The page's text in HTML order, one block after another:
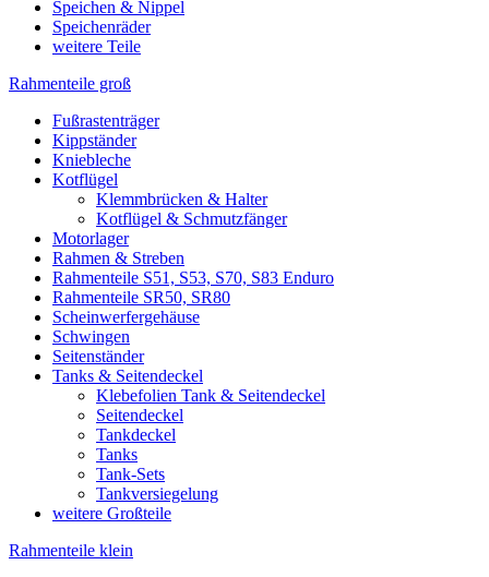
Speichen & Nippel
Speichenräder
weitere Teile
Rahmenteile groß
Fußrastenträger
Kippständer
Kniebleche
Kotflügel
Klemmbrücken & Halter
Kotflügel & Schmutzfänger
Motorlager
Rahmen & Streben
Rahmenteile S51, S53, S70, S83 Enduro
Rahmenteile SR50, SR80
Scheinwerfergehäuse
Schwingen
Seitenständer
Tanks & Seitendeckel
Klebefolien Tank & Seitendeckel
Seitendeckel
Tankdeckel
Tanks
Tank-Sets
Tankversiegelung
weitere Großteile
Rahmenteile klein